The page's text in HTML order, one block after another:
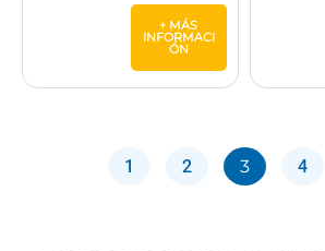
+ MÁS
INFORMACI
ÓN
1 2 3 4